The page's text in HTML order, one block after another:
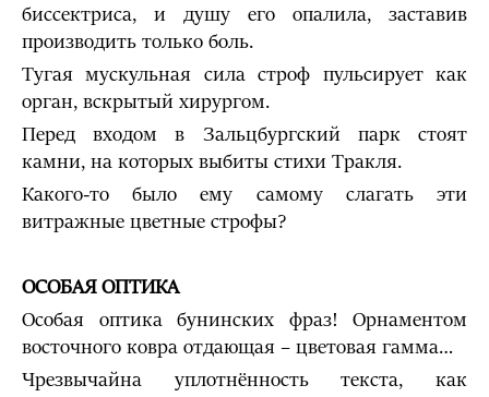
биссектриса, и душу его опалила, заставив
производить только боль.
Тугая мускульная сила строф пульсирует как
орган, вскрытый хирургом.
Перед входом в Зальцбургский парк стоят
камни, на которых выбиты стихи Тракля.
Какого-то было ему самому слагать эти
витражные цветные строфы?
ОСОБАЯ ОПТИКА
Особая оптика бунинских фраз! Орнаментом
восточного ковра отдающая – цветовая гамма…
Чрезвычайна уплотнённость текста, как